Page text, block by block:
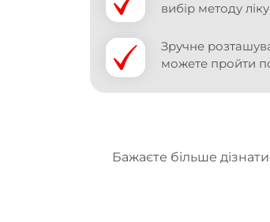
вибір методу
Зручне
можете пройти
Бажаєте більше